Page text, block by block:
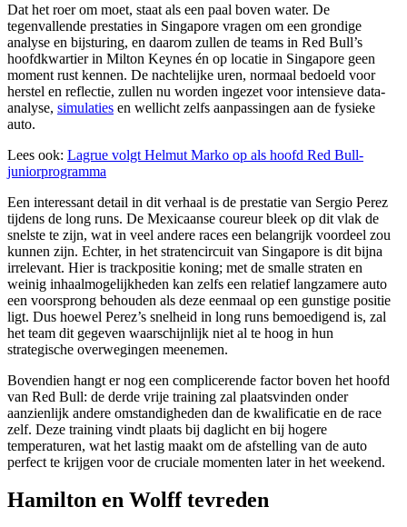
Dat het roer om moet, staat als een paal boven water. De
tegenvallende prestaties in Singapore vragen om een grondige
analyse en bijsturing, en daarom zullen de teams in Red Bull’s
hoofdkwartier in Milton Keynes én op locatie in Singapore geen
moment rust kennen. De nachtelijke uren, normaal bedoeld voor
herstel en reflectie, zullen nu worden ingezet voor intensieve data-
analyse, simulaties en wellicht zelfs aanpassingen aan de fysieke
auto.
Lees ook: Lagrue volgt Helmut Marko op als hoofd Red Bull-
juniorprogramma
Een interessant detail in dit verhaal is de prestatie van Sergio Perez
tijdens de long runs. De Mexicaanse coureur bleek op dit vlak de
snelste te zijn, wat in veel andere races een belangrijk voordeel zou
kunnen zijn. Echter, in het stratencircuit van Singapore is dit bijna
irrelevant. Hier is trackpositie koning; met de smalle straten en
weinig inhaalmogelijkheden kan zelfs een relatief langzamere auto
een voorsprong behouden als deze eenmaal op een gunstige positie
ligt. Dus hoewel Perez’s snelheid in long runs bemoedigend is, zal
het team dit gegeven waarschijnlijk niet al te hoog in hun
strategische overwegingen meenemen.
Bovendien hangt er nog een complicerende factor boven het hoofd
van Red Bull: de derde vrije training zal plaatsvinden onder
aanzienlijk andere omstandigheden dan de kwalificatie en de race
zelf. Deze training vindt plaats bij daglicht en bij hogere
temperaturen, wat het lastig maakt om de afstelling van de auto
perfect te krijgen voor de cruciale momenten later in het weekend.
Hamilton en Wolff tevreden